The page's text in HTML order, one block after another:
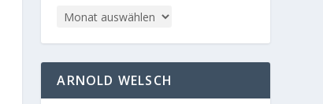
ARNOLD WELSCH